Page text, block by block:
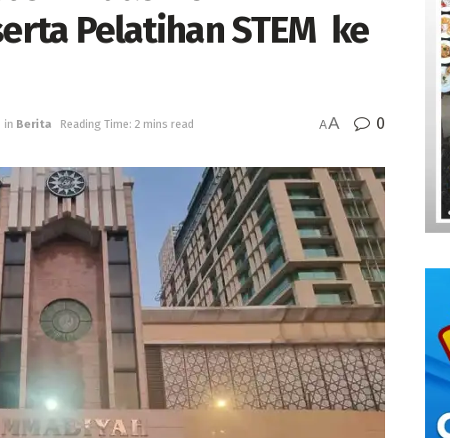
Pelatihan STEM ke
in Berita Reading Time: 2 mins read AA 0